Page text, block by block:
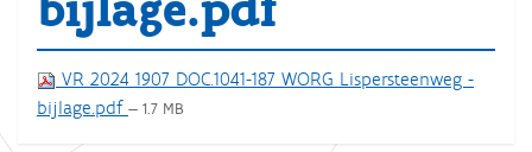
VR 2024 1907 DOC.1041-187 WORG Lispersteenweg -
bijlage.pdf — 1.7 MB